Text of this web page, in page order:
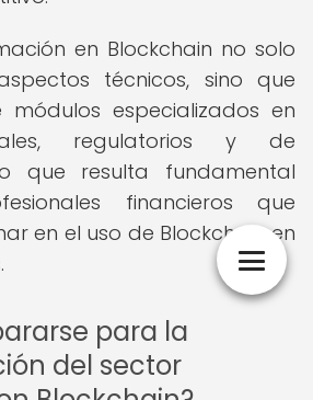
en Blockchain no solo
técnicos, sino que
módulos especializados en
regulatorios y de
que resulta fundamental
financieros que
en el uso de Blockchain en
para la
del sector